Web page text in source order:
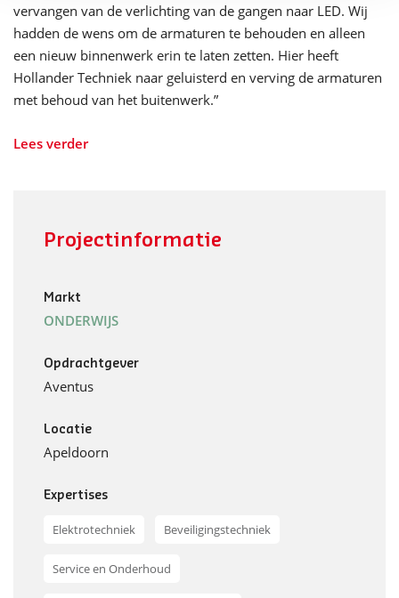
vervangen van de verlichting van de gangen naar LED. Wij
hadden de wens om de armaturen te behouden en alleen
een nieuw binnenwerk erin te laten zetten. Hier heeft
Hollander Techniek naar geluisterd en verving de armaturen
met behoud van het buitenwerk.”
Lees verder
Projectinformatie
Markt
ONDERWIJS
Opdrachtgever
Aventus
Locatie
Apeldoorn
Expertises
Elektrotechniek Beveiligingstechniek
Service en Onderhoud